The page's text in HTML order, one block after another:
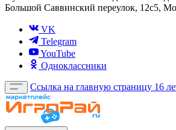
Большой Саввинский переулок, 12с5,
VK
Telegram
YouTube
Одноклассники
Ссылка на главную страницу 16